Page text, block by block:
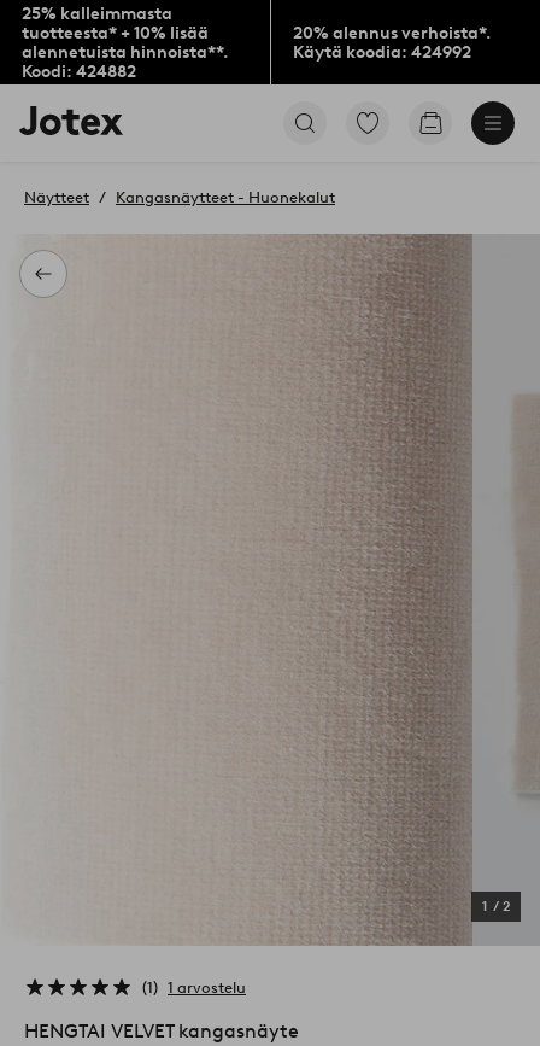
25% kalleimmasta
tuotteesta* + 10% lisää
alennetuista hinnoista**.
Koodi: 424882
20% alennus verhoista*.
Käytä koodia: 424992
Jotex-
logo
aloitussivulle
Siirry
Siirry
Takaisin
Näytteet Kangasnäytteet - Huonekalut
1 / 2
1 1 arvostelu
HENGTAI VELVET kangasnäyte